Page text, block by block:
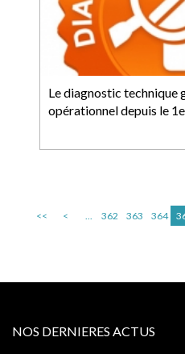
Le diagnostic technique
opérationnel depuis le
<< < ... 362 363 364
NOS DERNIERES ACTUS